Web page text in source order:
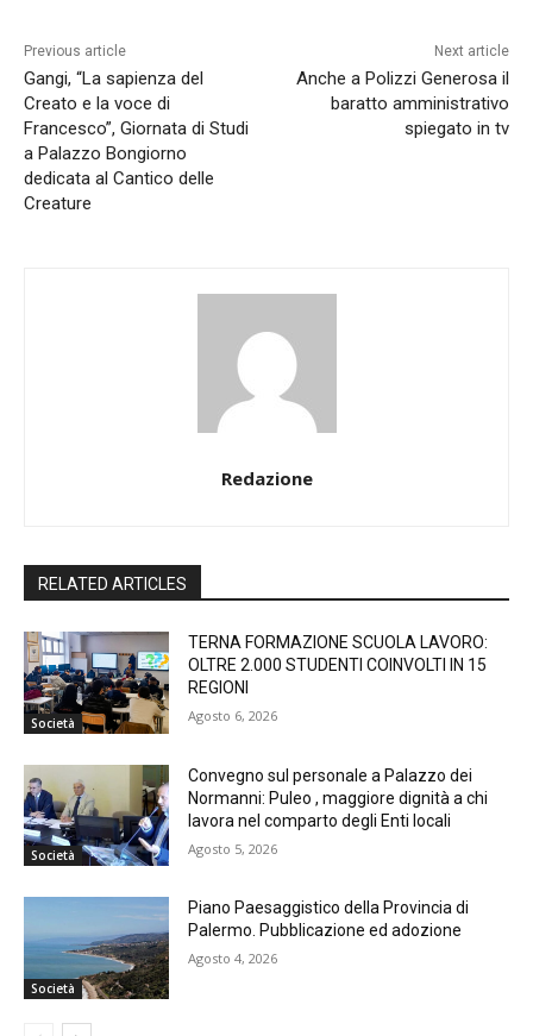
Previous article
Gangi, “La sapienza del
Creato e la voce di
Francesco”, Giornata di Studi
a Palazzo Bongiorno
dedicata al Cantico delle
Creature
Next article
Anche a Polizzi Generosa il
baratto amministrativo
spiegato in tv
Redazione
RELATED ARTICLES
Società
TERNA FORMAZIONE SCUOLA LAVORO:
OLTRE 2.000 STUDENTI COINVOLTI IN 15
REGIONI
Agosto 6, 2026
Società
Convegno sul personale a Palazzo dei
Normanni: Puleo , maggiore dignità a chi
lavora nel comparto degli Enti locali
Agosto 5, 2026
Società
Piano Paesaggistico della Provincia di
Palermo. Pubblicazione ed adozione
Agosto 4, 2026